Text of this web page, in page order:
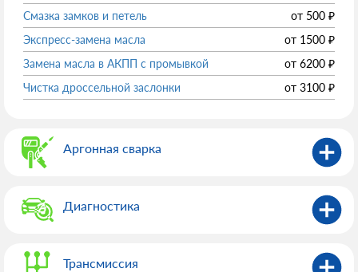
Смазка замков и петель
от 500 ₽
Экспресс-замена масла
от 1500 ₽
Замена масла в АКПП с промывкой
от 6200 ₽
Чистка дроссельной заслонки
от 3100 ₽
Аргонная сварка
Диагностика
Трансмиссия